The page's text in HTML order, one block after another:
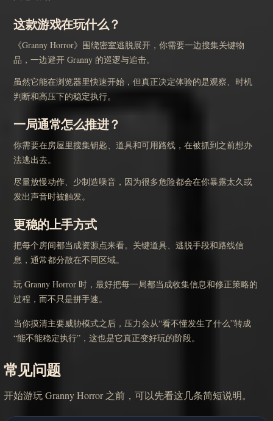
这款游戏在玩什么？
《Granny Horror》围绕密室逃脱展开，你需要一边搜集关键物
品，一边避开 Granny 的巡逻与追击。
虽然它能在浏览器里快速开始，但真正决定体验的是观察、时机
判断和高压下的稳定执行。
一局通常怎么推进？
你需要在房屋里搜集钥匙、道具和可用路线，在被抓到之前想办
法逃出去。
尽量放慢动作、少制造噪音，因为很多危险都会在你暴露太久或
发出声音时被触发。
更稳的上手方式
把每个房间都当成资源点来看。关键道具、逃脱手段和路线信
息，通常都分散在不同区域。
玩 Granny Horror 时，最好把每一局都当成收集信息和修正策略的
过程，而不只是拼手速。
当你摸清主要威胁模式之后，压力会从“看不懂发生了什么”转成
“能不能稳定执行”，这也是它真正变好玩的阶段。
常见问题
开始游玩 Granny Horror 之前，可以先看这几条简短说明。